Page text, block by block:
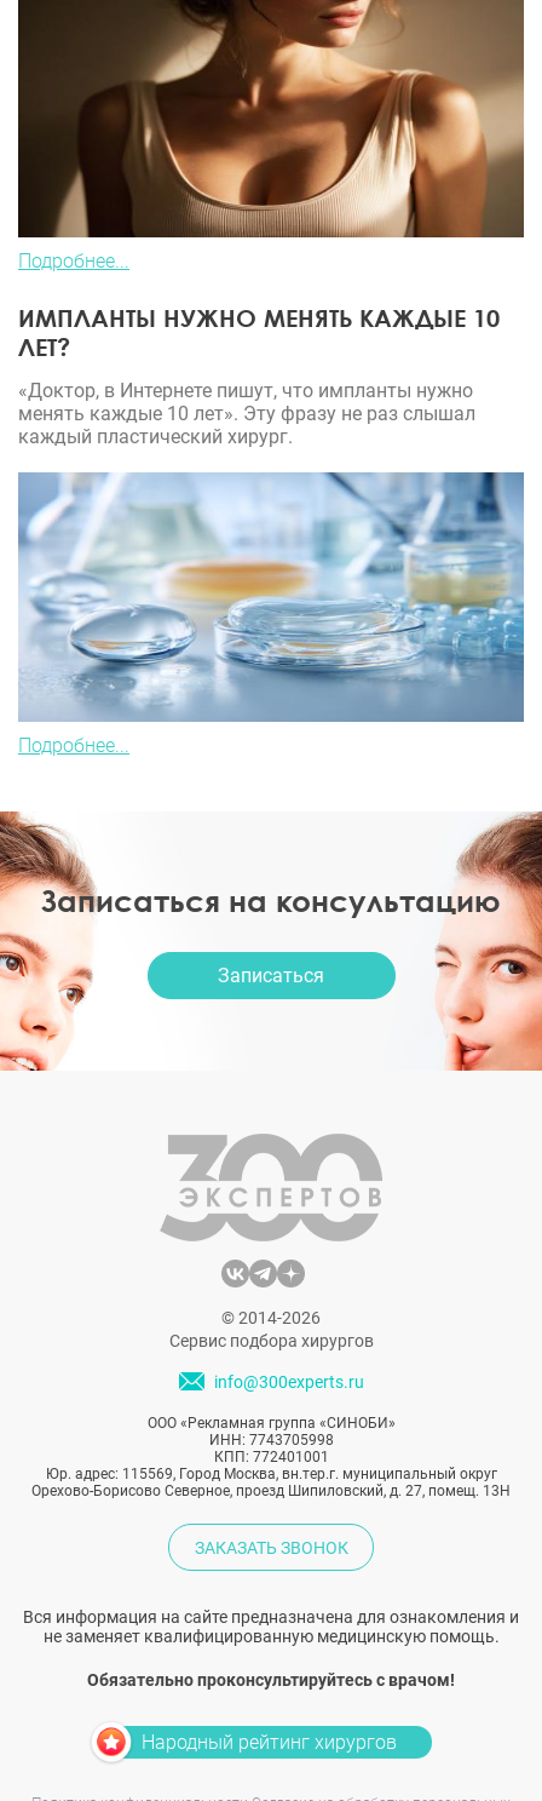
Подробнее...
ИМПЛАНТЫ НУЖНО МЕНЯТЬ КАЖДЫЕ 10
ЛЕТ?
«Доктор, в Интернете пишут, что импланты нужно
менять каждые 10 лет». Эту фразу не раз слышал
каждый пластический хирург.
Подробнее...
Записаться на консультацию
Записаться
© 2014-2026
Сервис подбора хирургов
info@300experts.ru
ООО «Рекламная группа «СИНОБИ»
ИНН: 7743705998
КПП: 772401001
Юр. адрес: 115569, Город Москва, вн.тер.г. муниципальный округ
Орехово-Борисово Северное, проезд Шипиловский, д. 27, помещ. 13Н
ЗАКАЗАТЬ ЗВОНОК
Вся информация на сайте предназначена для ознакомления и
не заменяет квалифицированную медицинскую помощь.
Обязательно проконсультируйтесь с врачом!
Народный рейтинг хирургов